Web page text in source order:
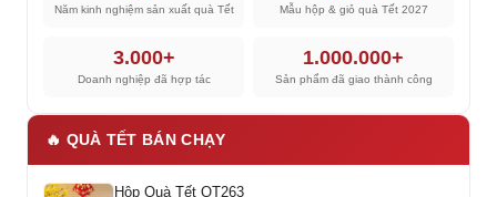
Năm kinh nghiệm sản xuất quà Tết Mẫu hộp & giỏ quà Tết 2027
3.000+
Doanh nghiệp đã hợp tác
1.000.000+
Sản phẩm đã giao thành công
🔥 QUÀ TẾT BÁN CHẠY
Hộp Quà Tết QT263